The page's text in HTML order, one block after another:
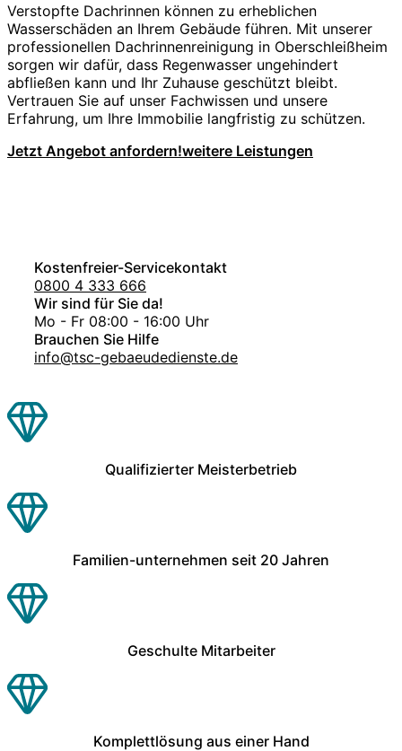
Verstopfte Dachrinnen können zu erheblichen
Wasserschäden an Ihrem Gebäude führen. Mit unserer
professionellen Dachrinnenreinigung in Oberschleißheim
sorgen wir dafür, dass Regenwasser ungehindert
abfließen kann und Ihr Zuhause geschützt bleibt.
Vertrauen Sie auf unser Fachwissen und unsere
Erfahrung, um Ihre Immobilie langfristig zu schützen.
Jetzt Angebot anfordern!weitere Leistungen
Kostenfreier-Servicekontakt
0800 4 333 666
Wir sind für Sie da!
Mo - Fr 08:00 - 16:00 Uhr
Brauchen Sie Hilfe
info@tsc-gebaeudedienste.de
Qualifizierter Meisterbetrieb
Familien-unternehmen seit 20 Jahren
Geschulte Mitarbeiter
Komplettlösung aus einer Hand